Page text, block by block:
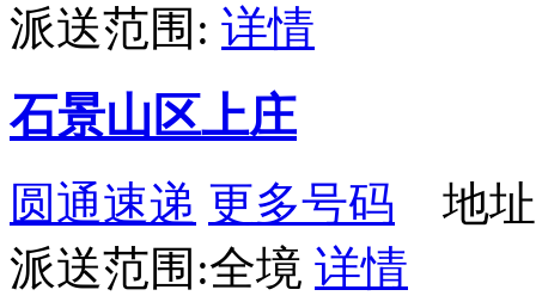
派送范围: 详情
石景山区上庄
圆通速递 更多号码 地址
派送范围:全境 详情